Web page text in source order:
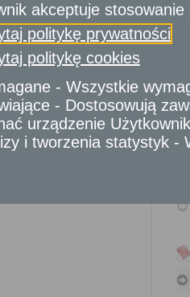
Usługi
dla przedsiębiorców
Usługidla instytucji,
urzędów
akceptuje stosowanie
politykę prywatności
politykę cookies
- Wszystkie
- Dostosowują
urządzenie
i tworzenia statystyk -